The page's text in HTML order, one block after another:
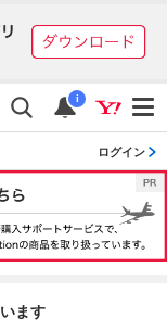
i
ログイン
ます